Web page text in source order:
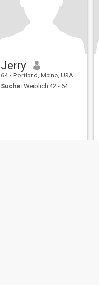
Jerry
64 • Portland, Maine, USA
Suche: Weiblich 42 - 64